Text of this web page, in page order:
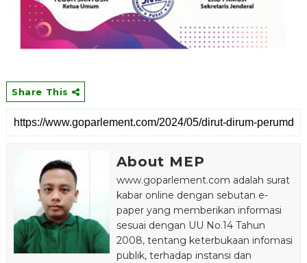
Share This
About MEP
www.goparlement.com adalah surat
kabar online dengan sebutan e-
paper yang memberikan informasi
sesuai dengan UU No.14 Tahun
2008, tentang keterbukaan infomasi
publik, terhadap instansi dan